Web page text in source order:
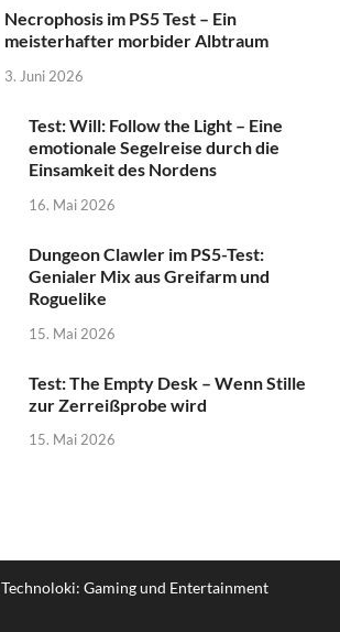
Necrophosis im PS5 Test – Ein
meisterhafter morbider Albtraum
3. Juni 2026
Test: Will: Follow the Light – Eine
emotionale Segelreise durch die
Einsamkeit des Nordens
16. Mai 2026
Dungeon Clawler im PS5-Test:
Genialer Mix aus Greifarm und
Roguelike
15. Mai 2026
Test: The Empty Desk – Wenn Stille
zur Zerreißprobe wird
15. Mai 2026
Technoloki: Gaming und Entertainment